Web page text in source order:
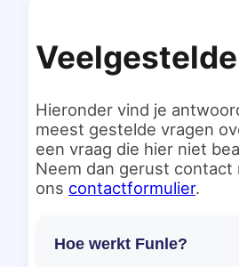
Hieronder vind je
meest gestelde vragen
een vraag die hier niet
Neem dan gerust contact
ons contactformulier.
Hoe werkt Funle?